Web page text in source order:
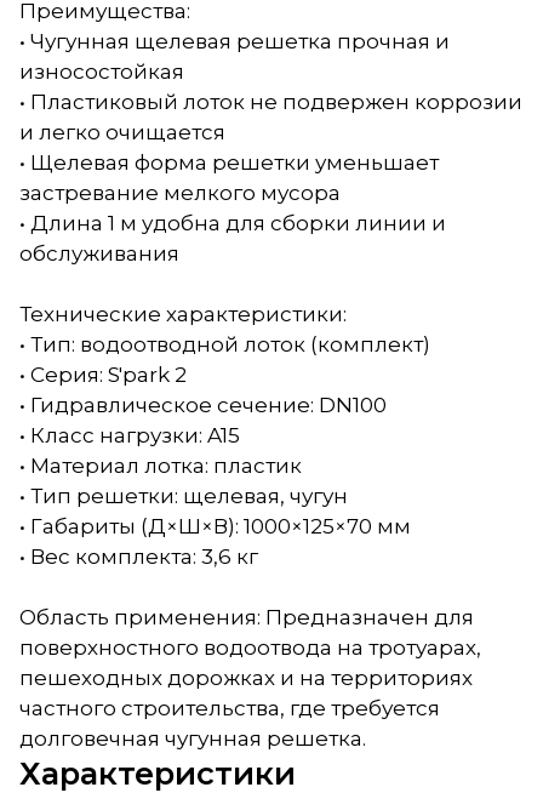
Преимущества:
• Чугунная щелевая решетка прочная и
износостойкая
• Пластиковый лоток не подвержен коррозии
и легко очищается
• Щелевая форма решетки уменьшает
застревание мелкого мусора
• Длина 1 м удобна для сборки линии и
обслуживания
Технические характеристики:
• Тип: водоотводной лоток (комплект)
• Серия: S'park 2
• Гидравлическое сечение: DN100
• Класс нагрузки: A15
• Материал лотка: пластик
• Тип решетки: щелевая, чугун
• Габариты (Д×Ш×В): 1000×125×70 мм
• Вес комплекта: 3,6 кг
Область применения: Предназначен для
поверхностного водоотвода на тротуарах,
пешеходных дорожках и на территориях
частного строительства, где требуется
долговечная чугунная решетка.
Характеристики